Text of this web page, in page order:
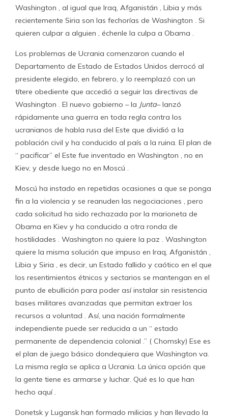
Washington , al igual que Iraq, Afganistán , Libia y más
recientemente Siria son las fechorías de Washington . Si
quieren culpar a alguien , échenle la culpa a Obama .
Los problemas de Ucrania comenzaron cuando el
Departamento de Estado de Estados Unidos derrocó al
presidente elegido, en febrero, y lo reemplazó con un
títere obediente que accedió a seguir las directivas de
Washington . El nuevo gobierno – la Junta– lanzó
rápidamente una guerra en toda regla contra los
ucranianos de habla rusa del Este que dividió a la
población civil y ha conducido al país a la ruina. El plan de
“ pacificar” el Este fue inventado en Washington , no en
Kiev, y desde luego no en Moscú .
Moscú ha instado en repetidas ocasiones a que se ponga
fin a la violencia y se reanuden las negociaciones , pero
cada solicitud ha sido rechazada por la marioneta de
Obama en Kiev y ha conducido a otra ronda de
hostilidades . Washington no quiere la paz . Washington
quiere la misma solución que impuso en Iraq, Afganistán ,
Libia y Siria , es decir, un Estado fallido y caótico en el que
los resentimientos étnicos y sectarios se mantengan en el
punto de ebullición para poder así instalar sin resistencia
bases militares avanzadas que permitan extraer los
recursos a voluntad . Así, una nación formalmente
independiente puede ser reducida a un “ estado
permanente de dependencia colonial .” ( Chomsky) Ese es
el plan de juego básico dondequiera que Washington va.
La misma regla se aplica a Ucrania. La única opción que
la gente tiene es armarse y luchar. Qué es lo que han
hecho aquí .
Donetsk y Lugansk han formado milicias y han llevado la